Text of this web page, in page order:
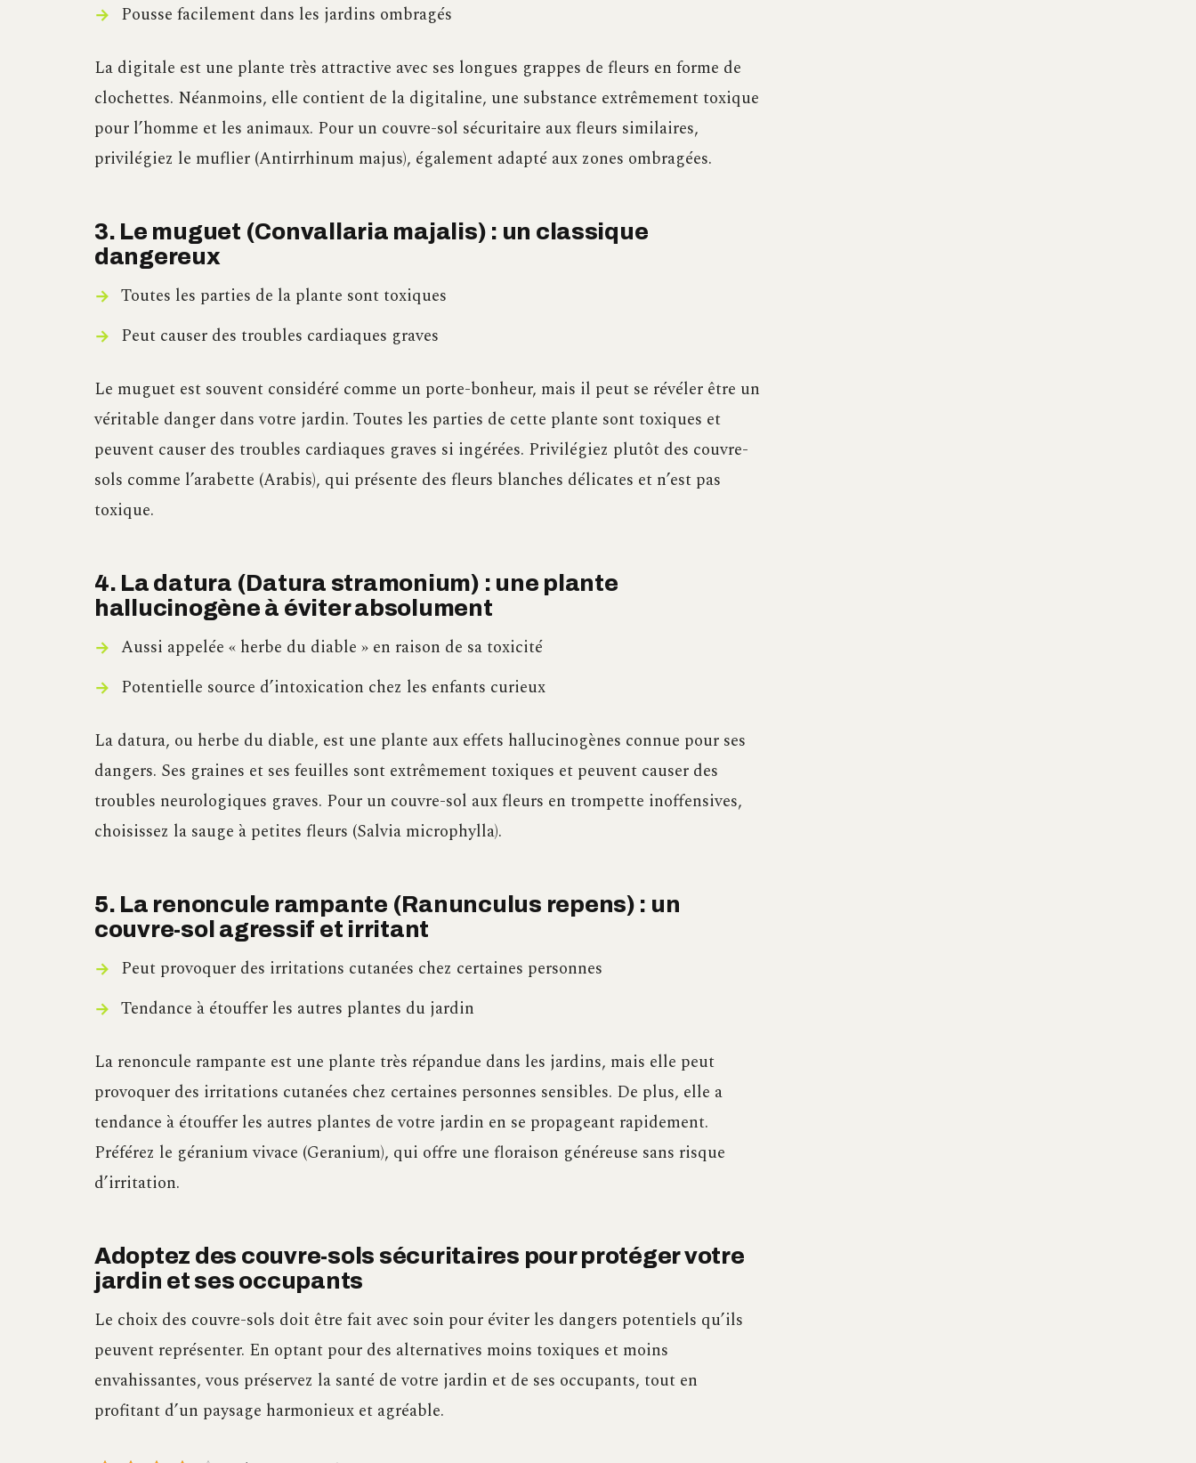
Pousse facilement dans les jardins ombragés
La digitale est une plante très attractive avec ses longues grappes de fleurs en forme de
clochettes. Néanmoins, elle contient de la digitaline, une substance extrêmement toxique
pour l’homme et les animaux. Pour un couvre-sol sécuritaire aux fleurs similaires,
privilégiez le muflier (Antirrhinum majus), également adapté aux zones ombragées.
3. Le muguet (Convallaria majalis) : un classique
dangereux
Toutes les parties de la plante sont toxiques
Peut causer des troubles cardiaques graves
Le muguet est souvent considéré comme un porte-bonheur, mais il peut se révéler être un
véritable danger dans votre jardin. Toutes les parties de cette plante sont toxiques et
peuvent causer des troubles cardiaques graves si ingérées. Privilégiez plutôt des couvre-
sols comme l’arabette (Arabis), qui présente des fleurs blanches délicates et n’est pas
toxique.
4. La datura (Datura stramonium) : une plante
hallucinogène à éviter absolument
Aussi appelée « herbe du diable » en raison de sa toxicité
Potentielle source d’intoxication chez les enfants curieux
La datura, ou herbe du diable, est une plante aux effets hallucinogènes connue pour ses
dangers. Ses graines et ses feuilles sont extrêmement toxiques et peuvent causer des
troubles neurologiques graves. Pour un couvre-sol aux fleurs en trompette inoffensives,
choisissez la sauge à petites fleurs (Salvia microphylla).
5. La renoncule rampante (Ranunculus repens) : un
couvre-sol agressif et irritant
Peut provoquer des irritations cutanées chez certaines personnes
Tendance à étouffer les autres plantes du jardin
La renoncule rampante est une plante très répandue dans les jardins, mais elle peut
provoquer des irritations cutanées chez certaines personnes sensibles. De plus, elle a
tendance à étouffer les autres plantes de votre jardin en se propageant rapidement.
Préférez le géranium vivace (Geranium), qui offre une floraison généreuse sans risque
d’irritation.
Adoptez des couvre-sols sécuritaires pour protéger votre
jardin et ses occupants
Le choix des couvre-sols doit être fait avec soin pour éviter les dangers potentiels qu’ils
peuvent représenter. En optant pour des alternatives moins toxiques et moins
envahissantes, vous préservez la santé de votre jardin et de ses occupants, tout en
profitant d’un paysage harmonieux et agréable.